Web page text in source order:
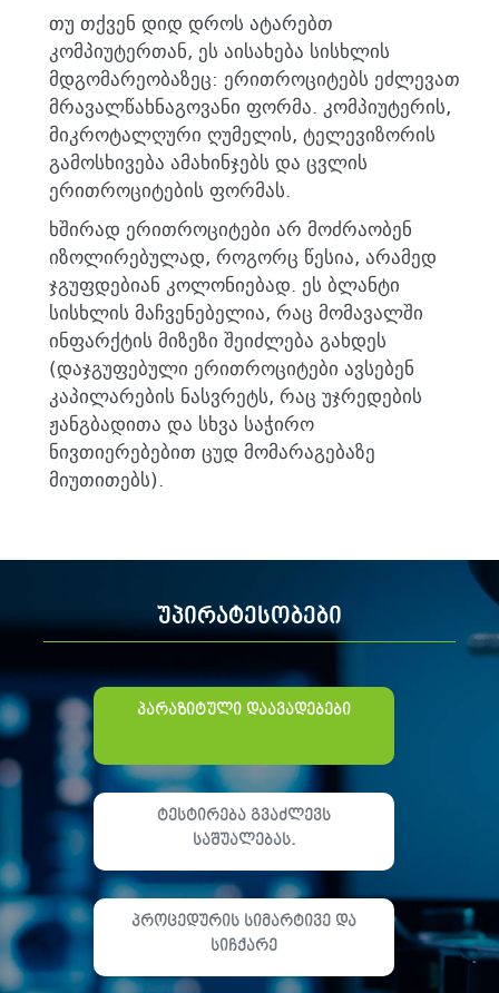
თუ თქვენ დიდ დროს ატარებთ
კომპიუტერთან, ეს აისახება სისხლის
მდგომარეობაზეც: ერითროციტებს ეძლევათ
მრავალწახნაგოვანი ფორმა. კომპიუტერის,
მიკროტალღური ღუმელის, ტელევიზორის
გამოსხივება ამახინჯებს და ცვლის
ერითროციტების ფორმას.
ხშირად ერითროციტები არ მოძრაობენ
იზოლირებულად, როგორც წესია, არამედ
ჯგუფდებიან კოლონიებად. ეს ბლანტი
სისხლის მაჩვენებელია, რაც მომავალში
ინფარქტის მიზეზი შეიძლება გახდეს
(დაჯგუფებული ერითროციტები ავსებენ
კაპილარების ნასვრეტს, რაც უჯრედების
ჟანგბადითა და სხვა საჭირო
ნივთიერებებით ცუდ მომარაგებაზე
მიუთითებს).
უპირატესობები
პარაზიტული დაავადებები
ტესტირება გვაძლევს
საშუალებას.
პროცედურის სიმარტივე და
სიჩქარე